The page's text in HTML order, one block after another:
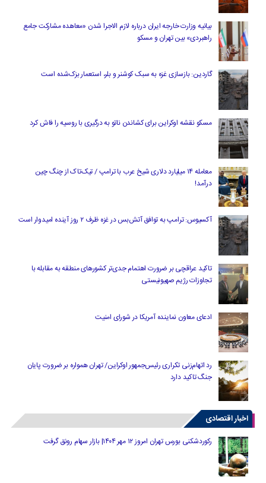
بیانیه وزارت خارجه ایران درباره لازم‌ الاجرا شدن «معاهده مشارکت جامع
راهبردی» بین تهران و مسکو
گاردین: بازسازی غزه به سبک کوشنر و بلر، استعمار بزک‌شده است
مسکو نقشه اوکراین برای کشاندن ناتو به درگیری با روسیه را فاش کرد
معامله ۱۴ میلیارد دلاری شیخ عرب با ترامپ / تیک‌تاک از چنگ چین
درآمد!
آکسیوس: ترامپ به توافق آتش‌بس در غزه ظرف ۲ روز آینده امیدوار است
تاکید عراقچی بر ضرورت اهتمام جدی‌تر کشورهای منطقه به مقابله با
تجاوزات رژیم صهیونیستی
ادعای معاون نماینده آمریکا در شورای امنیت
رد اتهام‌زنی تکراری رئیس‌جمهور اوکراین/ تهران همواره بر ضرورت پایان
جنگ تاکید دارد
اخبار اقتصادی
رکوردشکنی بورس تهران امروز ۱۲ مهر ۱۴۰۴| بازار سهام رونق گرفت